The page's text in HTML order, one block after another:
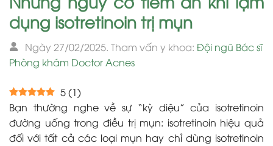
dụng isotretinoin trị mụn
Ngày 27/02/2025. Tham vấn y khoa: Đội ngũ Bác sĩ
Phòng khám Doctor Acnes
5(1)
Bạn thường nghe về sự “kỳ diệu” của isotretinoin
đường uống trong điều trị mụn: isotretinoin hiệu quả
đối với tất cả các loại mụn hay chỉ dùng isotretinoin